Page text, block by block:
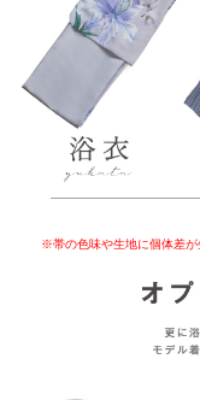
※帯の色味や生地に個体差が